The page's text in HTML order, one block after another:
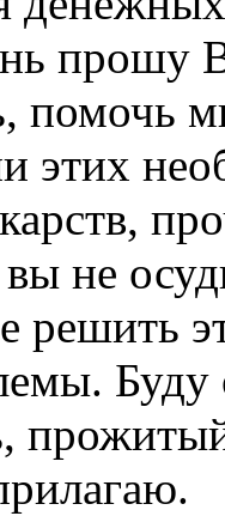
прошу
помочь
этих
не
решить
Буду